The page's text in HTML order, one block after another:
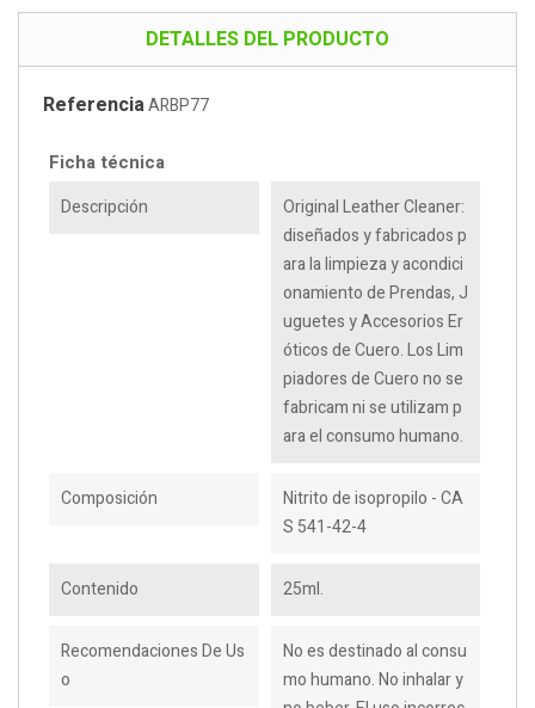
DETALLES DEL PRODUCTO
ReferenciaARBP77
Ficha técnica
Descripción
Original Leather Cleaner:
diseñados y fabricados p
ara la limpieza y acondici
onamiento de Prendas, J
uguetes y Accesorios Er
óticos de Cuero. Los Lim
piadores de Cuero no se
fabricam ni se utilizam p
ara el consumo humano.
Composición
Nitrito de isopropilo - CA
S 541-42-4
Contenido 25ml.
Recomendaciones De Us
O
No es destinado al consu
mo humano. No inhalar y